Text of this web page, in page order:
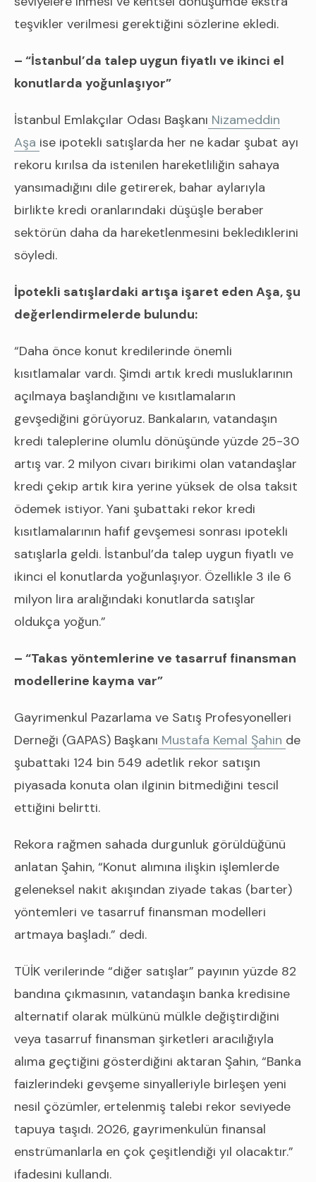
teşvikler verilmesi gerektiğini sözlerine ekledi.
– “İstanbul’da talep uygun fiyatlı ve ikinci el
konutlarda yoğunlaşıyor”
İstanbul Emlakçılar Odası Başkanı Nizameddin
Aşa ise ipotekli satışlarda her ne kadar şubat ayı
rekoru kırılsa da istenilen hareketliliğin sahaya
yansımadığını dile getirerek, bahar aylarıyla
birlikte kredi oranlarındaki düşüşle beraber
sektörün daha da hareketlenmesini beklediklerini
söyledi.
İpotekli satışlardaki artışa işaret eden Aşa, şu
değerlendirmelerde bulundu:
“Daha önce konut kredilerinde önemli
kısıtlamalar vardı. Şimdi artık kredi musluklarının
açılmaya başlandığını ve kısıtlamaların
gevşediğini görüyoruz. Bankaların, vatandaşın
kredi taleplerine olumlu dönüşünde yüzde 25-30
artış var. 2 milyon civarı birikimi olan vatandaşlar
kredi çekip artık kira yerine yüksek de olsa taksit
ödemek istiyor. Yani şubattaki rekor kredi
kısıtlamalarının hafif gevşemesi sonrası ipotekli
satışlarla geldi. İstanbul’da talep uygun fiyatlı ve
ikinci el konutlarda yoğunlaşıyor. Özellikle 3 ile 6
milyon lira aralığındaki konutlarda satışlar
oldukça yoğun.”
– “Takas yöntemlerine ve tasarruf finansman
modellerine kayma var”
Gayrimenkul Pazarlama ve Satış Profesyonelleri
Derneği (GAPAS) Başkanı Mustafa Kemal Şahin de
şubattaki 124 bin 549 adetlik rekor satışın
piyasada konuta olan ilginin bitmediğini tescil
ettiğini belirtti.
Rekora rağmen sahada durgunluk görüldüğünü
anlatan Şahin, “Konut alımına ilişkin işlemlerde
geleneksel nakit akışından ziyade takas (barter)
yöntemleri ve tasarruf finansman modelleri
artmaya başladı.” dedi.
TÜİK verilerinde “diğer satışlar” payının yüzde 82
bandına çıkmasının, vatandaşın banka kredisine
alternatif olarak mülkünü mülkle değiştirdiğini
veya tasarruf finansman şirketleri aracılığıyla
alıma geçtiğini gösterdiğini aktaran Şahin, “Banka
faizlerindeki gevşeme sinyalleriyle birleşen yeni
nesil çözümler, ertelenmiş talebi rekor seviyede
tapuya taşıdı. 2026, gayrimenkulün finansal
enstrümanlarla en çok çeşitlendiği yıl olacaktır.”
ifadesini kullandı.